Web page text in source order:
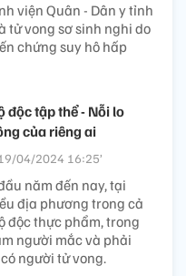
viện Quân - Dân y tỉnh
tử vong sơ sinh nghi do
chứng suy hô hấp
độc tập thể - Nỗi lo
của riêng ai
04/2024 16:25’
năm đến nay, tại
địa phương trong cả
độc thực phẩm, trong
người mắc và phải
người tử vong.